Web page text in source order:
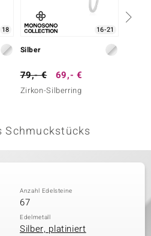
18 16-21
Silber
79,- € 69,- €
Zirkon-Silberring
Schmuckstücks
Anzahl Edelsteine
67
Edelmetall
Silber, platiniert